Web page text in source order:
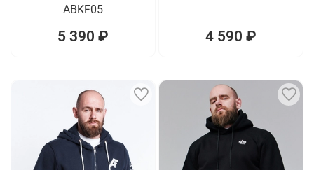
ABKF05
5 390 ₽ 4 590 ₽